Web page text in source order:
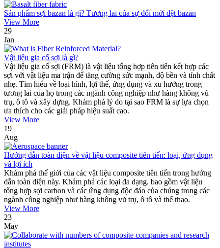
Sản phẩm sợi bazan là gì? Tương lai của sự đổi mới dệt bazan
View More
29
Jan
Vật liệu gia cố sợi là gì?
Vật liệu gia cố sợi (FRM) là vật liệu tổng hợp tiên tiến kết hợp các
sợi với vật liệu ma trận để tăng cường sức mạnh, độ bền và tính chất
nhẹ. Tìm hiểu về loại hình, lợi thế, ứng dụng và xu hướng trong
tương lai của họ trong các ngành công nghiệp như hàng không vũ
trụ, ô tô và xây dựng. Khám phá lý do tại sao FRM là sự lựa chọn
ưa thích cho các giải pháp hiệu suất cao.
View More
19
Aug
Hướng dẫn toàn diện về vật liệu composite tiên tiến: loại, ứng dụng
và lợi ích
Khám phá thế giới của các vật liệu composite tiên tiến trong hướng
dẫn toàn diện này. Khám phá các loại đa dạng, bao gồm vật liệu
tổng hợp sợi carbon và các ứng dụng độc đáo của chúng trong các
ngành công nghiệp như hàng không vũ trụ, ô tô và thể thao.
View More
23
May